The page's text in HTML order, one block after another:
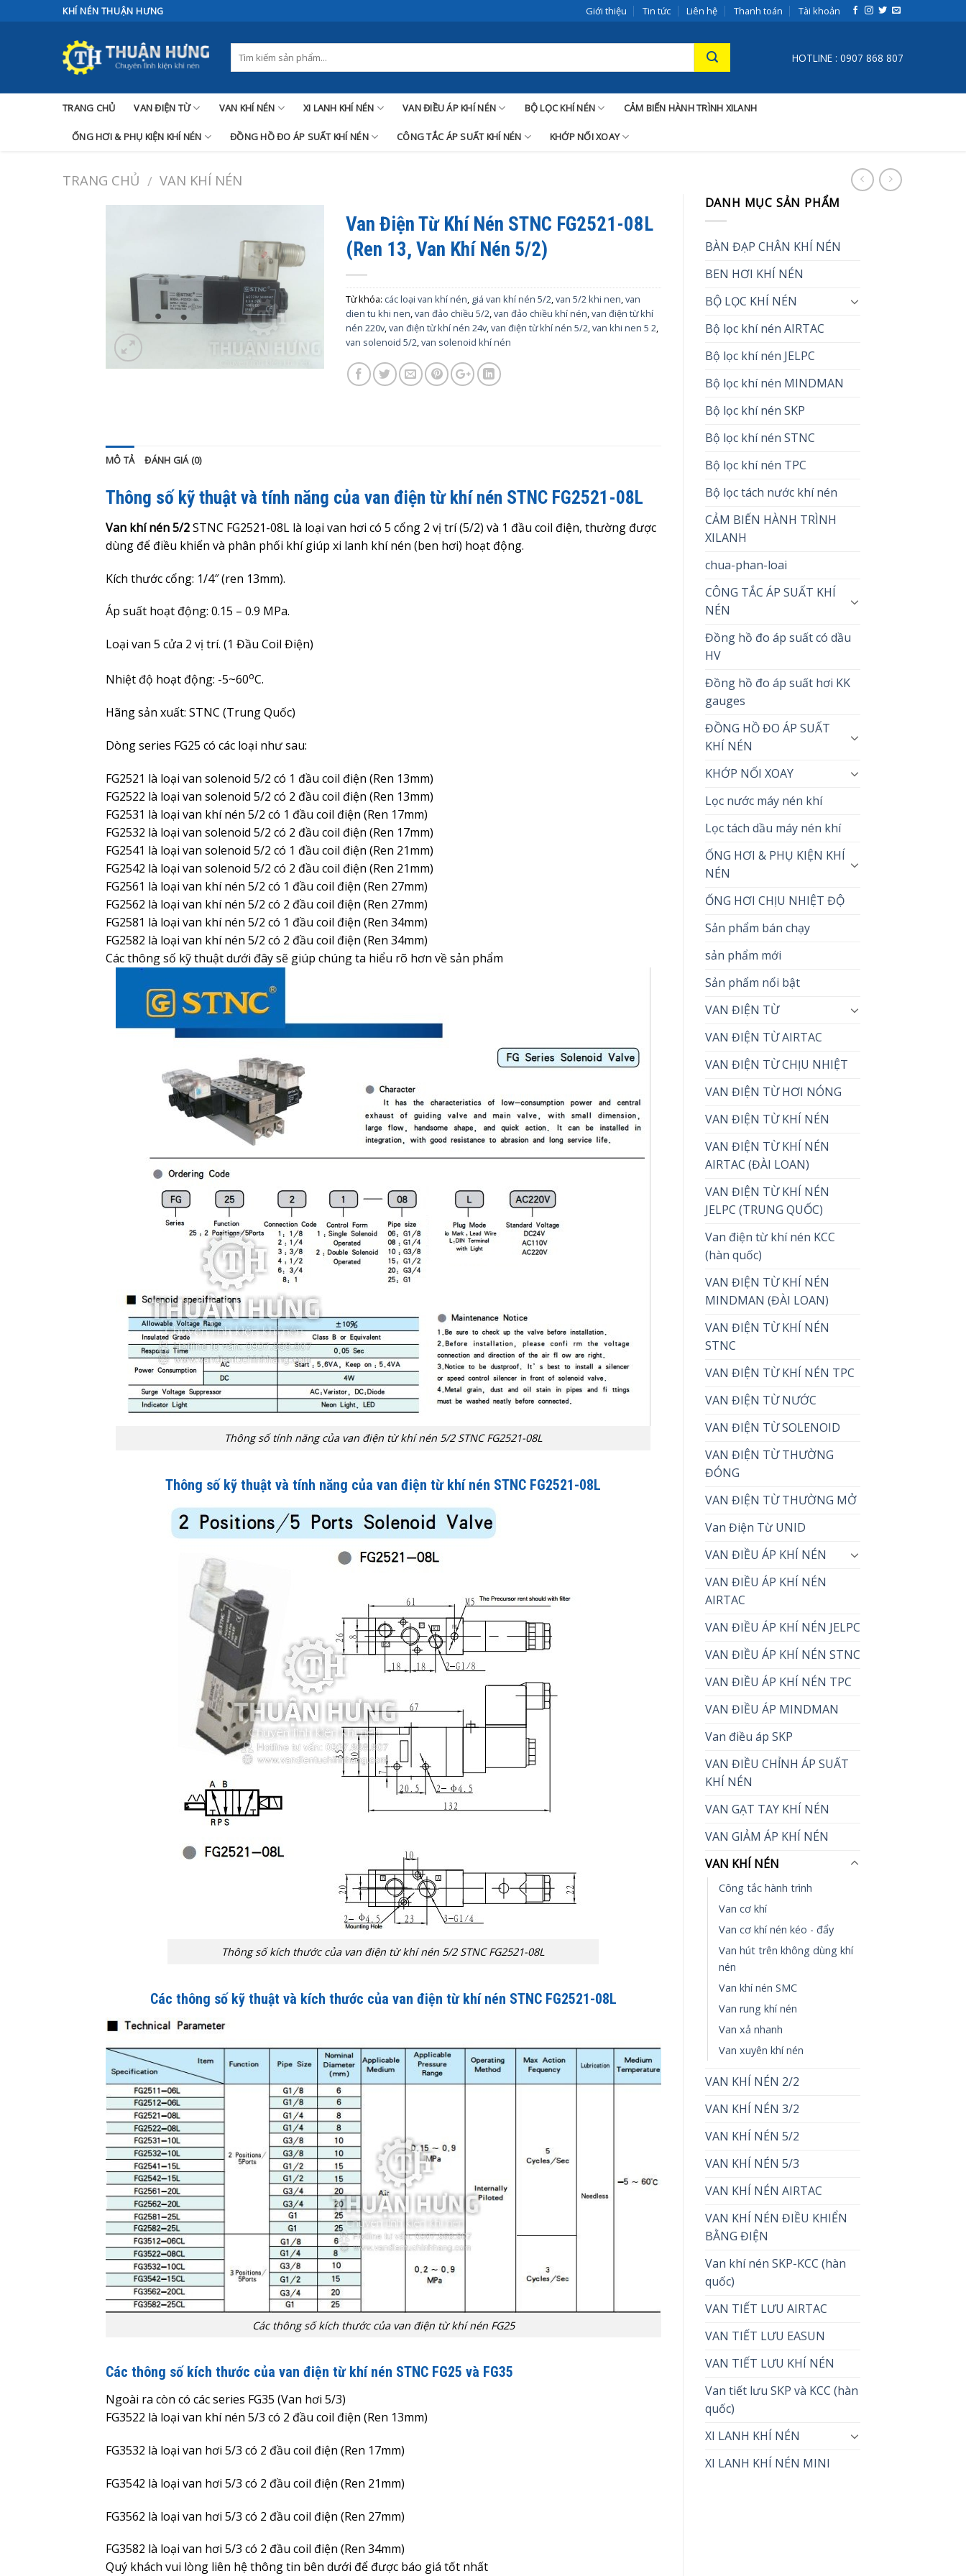
to
KHÍ NÉN THUẬN HƯNG Giới thiệu Tin tức Liên hệ Thanh toán Tài khoản
HOTLINE : 0907 868 807
TRANG CHỦ VAN ĐIỆN TỪ VAN KHÍ NÉN XI LANH KHÍ NÉN VAN ĐIỀU ÁP KHÍ NÉN BỘ LỌC KHÍ NÉN CẢM BIẾN HÀNH TRÌNH XILANH
ỐNG HƠI & PHỤ KIỆN KHÍ NÉN ĐỒNG HỒ ĐO ÁP SUẤT KHÍ NÉN CÔNG TẮC ÁP SUẤT KHÍ NÉN KHỚP NỐI XOAY
TRANG CHỦ / VAN KHÍ NÉN
Van Điện Từ Khí Nén STNC FG2521-08L
(Ren 13, Van Khí Nén 5/2)
Từ khóa: các loại van khí nén, giá van khí nén 5/2,van 5/2 khi nen,van
dien tu khi nen,van đảo chiều 5/2,van đảo chiều khí nén,van điện từ khí
nén 220v,van điện từ khí nén 24v,van điện từ khí nén 5/2,van khi nen 5 2,
van solenoid 5/2,van solenoid khí nén
MÔ TẢ ĐÁNH GIÁ (0)
Thông số kỹ thuật và tính năng của van điện từ khí nén STNC FG2521-08L
Van khí nén 5/2STNC FG2521-08L là loại van hơi có 5 cổng 2 vị trí (5/2) và 1 đầu coil điện, thường được
dùng để điều khiển và phân phối khí giúp xi lanh khí nén (ben hơi) hoạt động.
Kích thước cổng: 1/4″ (ren 13mm).
Áp suất hoạt động: 0.15 – 0.9 MPa.
Loại van 5 cửa 2 vị trí. (1 Đầu Coil Điện)
Nhiệt độ hoạt động: -5~60oC.
Hãng sản xuất: STNC (Trung Quốc)
Dòng series FG25 có các loại như sau:
FG2521 là loại van solenoid 5/2 có 1 đầu coil điện (Ren 13mm)
FG2522 là loại van solenoid 5/2 có 2 đầu coil điện (Ren 13mm)
FG2531 là loại van khí nén 5/2 có 1 đầu coil điện (Ren 17mm)
FG2532 là loại van solenoid 5/2 có 2 đầu coil điện (Ren 17mm)
FG2541 là loại van solenoid 5/2 có 1 đầu coil điện (Ren 21mm)
FG2542 là loại van solenoid 5/2 có 2 đầu coil điện (Ren 21mm)
FG2561 là loại van khí nén 5/2 có 1 đầu coil điện (Ren 27mm)
FG2562 là loại van khí nén 5/2 có 2 đầu coil điện (Ren 27mm)
FG2581 là loại van khí nén 5/2 có 1 đầu coil điện (Ren 34mm)
FG2582 là loại van khí nén 5/2 có 2 đầu coil điện (Ren 34mm)
Các thông số kỹ thuật dưới đây sẽ giúp chúng ta hiểu rõ hơn về sản phẩm
Thông số tính năng của van điện từ khí nén 5/2 STNC FG2521-08L
Thông số kỹ thuật và tính năng của van điện từ khí nén STNC FG2521-08L
Thông số kích thước của van điện từ khí nén 5/2 STNC FG2521-08L
Các thông số kỹ thuật và kích thước của van điện từ khí nén STNC FG2521-08L
Các thông số kích thước của van điện từ khí nén FG25
Các thông số kích thước của van điện từ khí nén STNC FG25 và FG35
Ngoài ra còn có các series FG35 (Van hơi 5/3)
FG3522 là loại van khí nén 5/3 có 2 đầu coil điện (Ren 13mm)
FG3532 là loại van hơi 5/3 có 2 đầu coil điện (Ren 17mm)
FG3542 là loại van hơi 5/3 có 2 đầu coil điện (Ren 21mm)
FG3562 là loại van hơi 5/3 có 2 đầu coil điện (Ren 27mm)
FG3582 là loại van hơi 5/3 có 2 đầu coil điện (Ren 34mm)
Quý khách vui lòng liên hệ thông tin bên dưới để được báo giá tốt nhất
DANH MỤC SẢN PHẨM
BÀN ĐẠP CHÂN KHÍ NÉN
BEN HƠI KHÍ NÉN
BỘ LỌC KHÍ NÉN
Bộ lọc khí nén AIRTAC
Bộ lọc khí nén JELPC
Bộ lọc khí nén MINDMAN
Bộ lọc khí nén SKP
Bộ lọc khí nén STNC
Bộ lọc khí nén TPC
Bộ lọc tách nước khí nén
CẢM BIẾN HÀNH TRÌNH
XILANH
chua-phan-loai
CÔNG TẮC ÁP SUẤT KHÍ
NÉN
Đồng hồ đo áp suất có dầu
HV
Đồng hồ đo áp suất hơi KK
gauges
ĐỒNG HỒ ĐO ÁP SUẤT
KHÍ NÉN
KHỚP NỐI XOAY
Lọc nước máy nén khí
Lọc tách dầu máy nén khí
ỐNG HƠI & PHỤ KIỆN KHÍ
NÉN
ỐNG HƠI CHỊU NHIỆT ĐỘ
Sản phẩm bán chạy
sản phẩm mới
Sản phẩm nổi bật
VAN ĐIỆN TỪ
VAN ĐIỆN TỪ AIRTAC
VAN ĐIỆN TỪ CHỊU NHIỆT
VAN ĐIỆN TỪ HƠI NÓNG
VAN ĐIỆN TỪ KHÍ NÉN
VAN ĐIỆN TỪ KHÍ NÉN
AIRTAC (ĐÀI LOAN)
VAN ĐIỆN TỪ KHÍ NÉN
JELPC (TRUNG QUỐC)
Van điện từ khí nén KCC
(hàn quốc)
VAN ĐIỆN TỪ KHÍ NÉN
MINDMAN (ĐÀI LOAN)
VAN ĐIỆN TỪ KHÍ NÉN
STNC
VAN ĐIỆN TỪ KHÍ NÉN TPC
VAN ĐIỆN TỪ NƯỚC
VAN ĐIỆN TỪ SOLENOID
VAN ĐIỆN TỪ THƯỜNG
ĐÓNG
VAN ĐIỆN TỪ THƯỜNG MỞ
Van Điện Từ UNID
VAN ĐIỀU ÁP KHÍ NÉN
VAN ĐIỀU ÁP KHÍ NÉN
AIRTAC
VAN ĐIỀU ÁP KHÍ NÉN JELPC
VAN ĐIỀU ÁP KHÍ NÉN STNC
VAN ĐIỀU ÁP KHÍ NÉN TPC
VAN ĐIỀU ÁP MINDMAN
Van điều áp SKP
VAN ĐIỀU CHỈNH ÁP SUẤT
KHÍ NÉN
VAN GẠT TAY KHÍ NÉN
VAN GIẢM ÁP KHÍ NÉN
VAN KHÍ NÉN
Công tắc hành trình
Van cơ khí
Van cơ khí nén kéo - đẩy
Van hút trên không dùng khí
nén
Van khí nén SMC
Van rung khí nén
Van xả nhanh
Van xuyên khí nén
VAN KHÍ NÉN 2/2
VAN KHÍ NÉN 3/2
VAN KHÍ NÉN 5/2
VAN KHÍ NÉN 5/3
VAN KHÍ NÉN AIRTAC
VAN KHÍ NÉN ĐIỀU KHIỂN
BẰNG ĐIỆN
Van khí nén SKP-KCC (hàn
quốc)
VAN TIẾT LƯU AIRTAC
VAN TIẾT LƯU EASUN
VAN TIẾT LƯU KHÍ NÉN
Van tiết lưu SKP và KCC (hàn
quốc)
XI LANH KHÍ NÉN
XI LANH KHÍ NÉN MINI